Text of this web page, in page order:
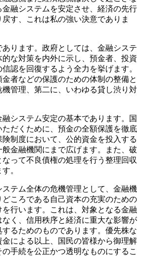
融システムを安定させ、経済の先行
す、これは私の強い決意でありま
ります。政府としては、金融システ
的な対策を内外に示し、預金者、投資
認を回復するよう全力を挙げます。
者などの保護のための体制の整備と
管理、第二に、いわゆる貸し渋り対
システム安定の基本であります。国
だくために、預金の全額保護を徹底
制度において、公的資金を投入する
金融機関にまで広げます。また、破
って不良債権の処理を行う整理回収
。
テム全体の危機管理として、金融機
ころである自己資本の充実のための
行います。これは、対象となる金融
く、信用秩序と経済に重大な影響が
るためのものであります。優先株な
による以上、国民の皆様から御理解
手続を公正かつ透明なものにするこ